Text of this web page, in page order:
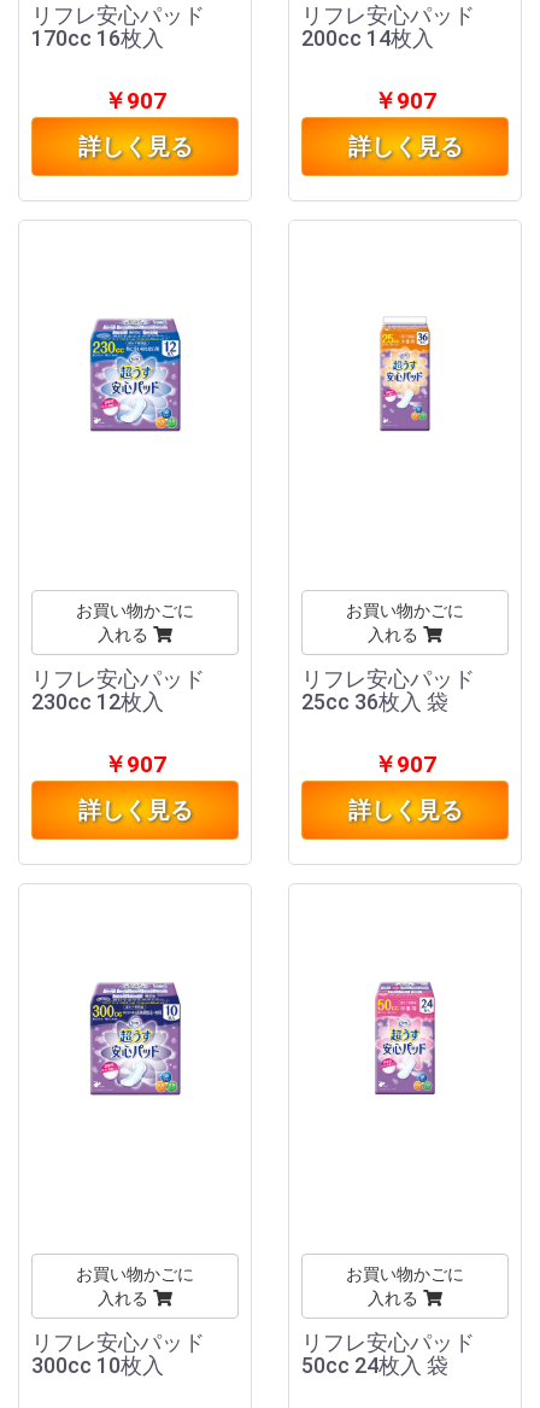
リフレ安心パッド
170cc 16枚入
￥907
詳しく見る
リフレ安心パッド
200cc 14枚入
￥907
詳しく見る
お買い物かごに
入れる
リフレ安心パッド
230cc 12枚入
￥907
詳しく見る
お買い物かごに
入れる
リフレ安心パッド
25cc 36枚入 袋
￥907
詳しく見る
お買い物かごに
入れる
リフレ安心パッド
300cc 10枚入
お買い物かごに
入れる
リフレ安心パッド
50cc 24枚入 袋